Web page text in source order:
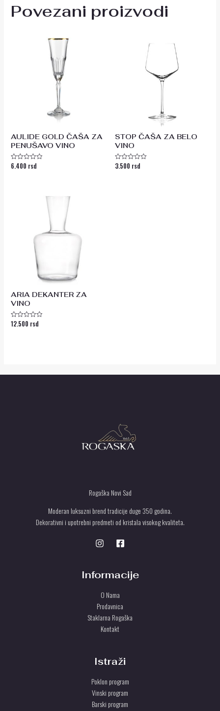
Povezani proizvodi
AULIDE GOLD ČAŠA ZA
PENUŠAVO VINO
Ocenjeno
6.400 rsd
STOP ČAŠA ZA BELO
VINO
Ocenjeno
3.500 rsd
ARIA DEKANTER ZA
VINO
Ocenjeno
12.500 rsd
Rogaška Novi Sad
Moderan luksuzni brend tradicije duge 350 godina.
Dekorativni i upotrebni predmeti od kristala visokog kvaliteta.
Informacije
O Nama
Prodavnica
Staklarna Rogaška
Kontakt
Istraži
Poklon program
Vinski program
Barski program